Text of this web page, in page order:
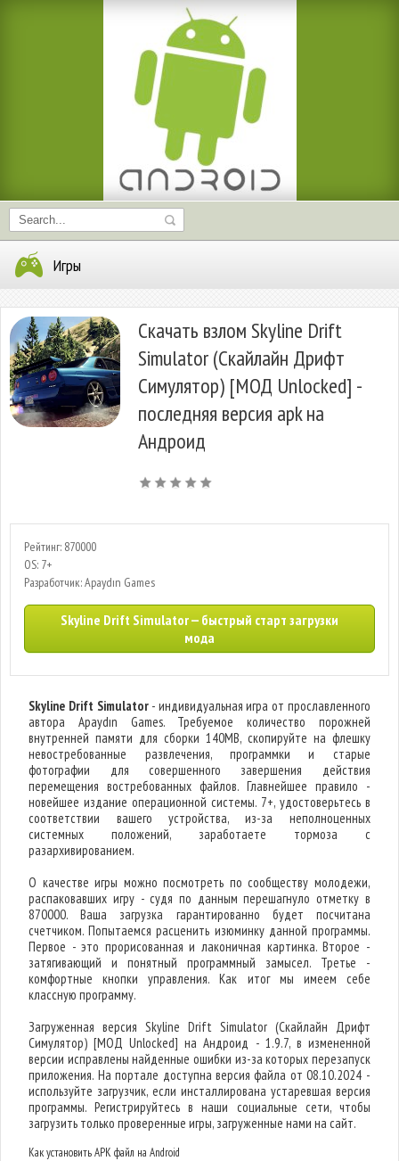
Игры
Скачать взлом Skyline Drift
Simulator (Скайлайн Дрифт
Симулятор) [МОД Unlocked] -
последняя версия apk на
Андроид
Рейтинг: 870000
OS: 7+
Разработчик: Apaydın Games
Skyline Drift Simulator — быстрый старт загрузки
мода
Skyline Drift Simulator- индивидуальная игра от прославленного
автора Apaydın Games. Требуемое количество порожней
внутренней памяти для сборки 140MB, скопируйте на флешку
невостребованные развлечения, программки и старые
фотографии для совершенного завершения действия
перемещения востребованных файлов. Главнейшее правило -
новейшее издание операционной системы. 7+, удостоверьтесь в
соответствии вашего устройства, из-за неполноценных
системных положений, заработаете тормоза с
разархивированием.
О качестве игры можно посмотреть по сообществу молодежи,
распаковавших игру - судя по данным перешагнуло отметку в
870000. Ваша загрузка гарантированно будет посчитана
счетчиком. Попытаемся расценить изюминку данной программы.
Первое - это прорисованная и лаконичная картинка. Второе -
затягивающий и понятный программный замысел. Третье -
комфортные кнопки управления. Как итог мы имеем себе
классную программу.
Загруженная версия Skyline Drift Simulator (Скайлайн Дрифт
Симулятор) [МОД Unlocked] на Андроид - 1.9.7, в измененной
версии исправлены найденные ошибки из-за которых перезапуск
приложения. На портале доступна версия файла от 08.10.2024 -
используйте загрузчик, если инсталлирована устаревшая версия
программы. Регистрируйтесь в наши социальные сети, чтобы
загрузить только проверенные игры, загруженные нами на сайт.
Как установить APK файл на Android